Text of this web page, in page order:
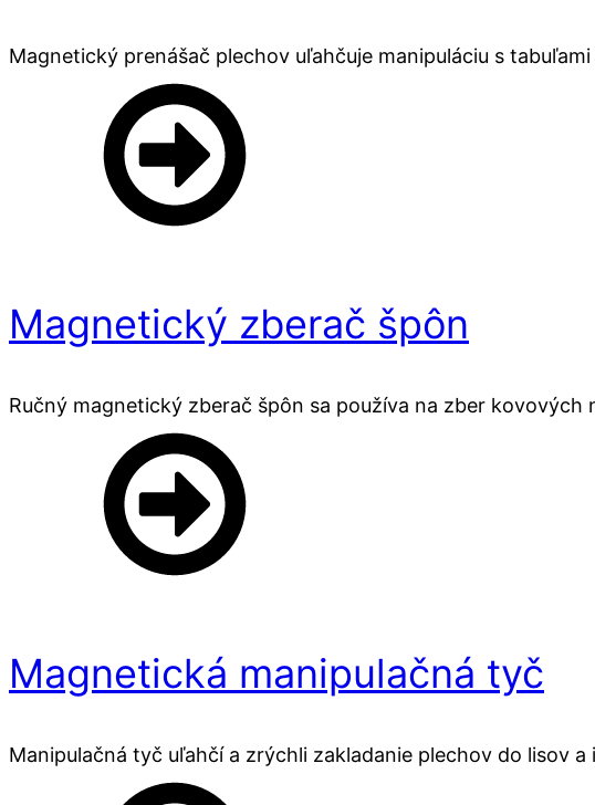
Magnetický prenášač plechov uľahčuje manipuláciu s
Magnetický zberač špôn
Ručný magnetický zberač špôn sa používa na zber
Magnetická manipulačná tyč
Manipulačná tyč uľahčí a zrýchli zakladanie plechov do lisov